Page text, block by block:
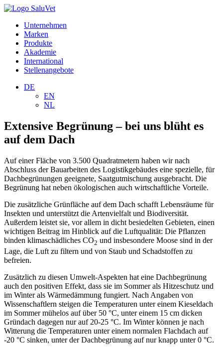
Unternehmen
Marken
Produkte
Akademie
International
Stellenangebote
DE
EN
NL
Extensive Begrünung – bei uns blüht es
auf dem Dach
Auf einer Fläche von 3.500 Quadratmetern haben wir nach
Abschluss der Bauarbeiten des Logistikgebäudes eine spezielle, für
Dachbegrünungen geeignete, Saatgutmischung ausgebracht. Die
Begrünung hat neben ökologischen auch wirtschaftliche Vorteile.
Die zusätzliche Grünfläche auf dem Dach schafft Lebensräume für
Insekten und unterstützt die Artenvielfalt und Biodiversität.
Außerdem leistet sie, vor allem in dicht besiedelten Gebieten, einen
wichtigen Beitrag im Hinblick auf die Luftqualität: Die Pflanzen
binden klimaschädliches CO2 und insbesondere Moose sind in der
Lage, die Luft zu filtern und von Staub und Schadstoffen zu
befreien.
Zusätzlich zu diesen Umwelt-Aspekten hat eine Dachbegrünung
auch den positiven Effekt, dass sie im Sommer als Hitzeschutz und
im Winter als Wärmedämmung fungiert. Nach Angaben von
Wissenschaftlern steigen die Temperaturen unter einem Kieseldach
im Sommer mühelos auf über 50 °C, unter einem 15 cm dicken
Gründach dagegen nur auf 20-25 °C. Im Winter können je nach
Witterung die Temperaturen unter einem normalen Flachdach auf
-20 °C sinken, unter der Dachbegrünung auf nur knapp unter 0 °C.